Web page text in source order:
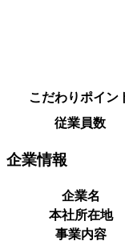
こだわりポイン
従業員数
企業情報
企業名
本社所在地
事業内容